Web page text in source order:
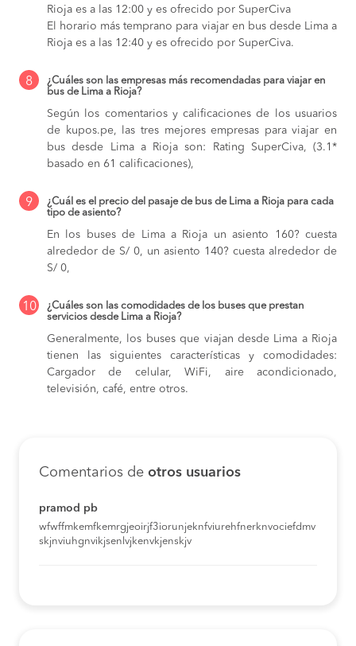
Rioja es a las 12:00 y es ofrecido por SuperCiva
El horario más temprano para viajar en bus desde Lima a
Rioja es a las 12:40 y es ofrecido por SuperCiva.
8
¿Cuáles son las empresas más recomendadas para viajar en
bus de Lima a Rioja?
Según los comentarios y calificaciones de los usuarios
de kupos.pe, las tres mejores empresas para viajar en
bus desde Lima a Rioja son: Rating SuperCiva, (3.1*
basado en 61 calificaciones),
9
¿Cuál es el precio del pasaje de bus de Lima a Rioja para cada
tipo de asiento?
En los buses de Lima a Rioja un asiento 160? cuesta
alrededor de S/ 0, un asiento 140? cuesta alrededor de
S/ 0,
10
¿Cuáles son las comodidades de los buses que prestan
servicios desde Lima a Rioja?
Generalmente, los buses que viajan desde Lima a Rioja
tienen las siguientes características y comodidades:
Cargador de celular, WiFi, aire acondicionado,
televisión, café, entre otros.
Comentarios de otros usuarios
pramod pb
wfwffmkemfkemrgjeoirjf3iorunjeknfviurehfnerknvociefdmv
skjnviuhgnvikjsenlvjkenvkjenskjv